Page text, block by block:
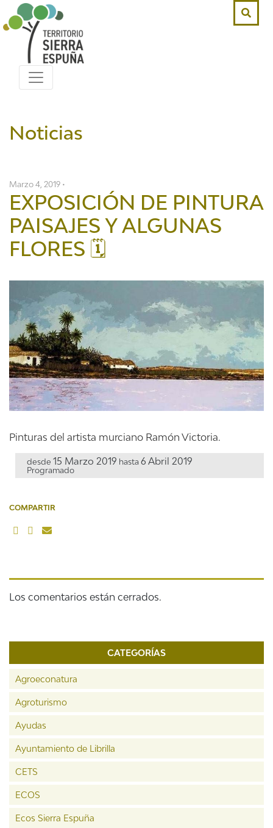
Noticias
Marzo 4, 2019 •
EXPOSICIÓN DE PINTURA
PAISAJES Y ALGUNAS
FLORES 🗓
Pinturas del artista murciano Ramón Victoria.
desde 15 Marzo 2019 hasta 6 Abril 2019
Programado
COMPARTIR
Los comentarios están cerrados.
CATEGORÍAS
Agroeconatura
Agroturismo
Ayudas
Ayuntamiento de Librilla
CETS
ECOS
Ecos Sierra Espuña